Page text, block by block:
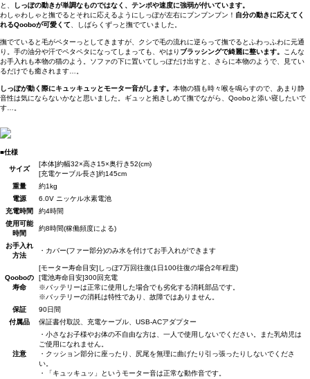
と、
しっぽの動きが単調なものではなく、テンポや速度に強弱が付いています。
わしゃわしゃと撫でるとそれに応えるようにしっぽが左右にブンブンブン！ 自分の動きに応えてく
れるQooboが可愛くて 、しばらくずっと撫でていました。
撫でていると毛がペターっとしてきますが、クシで毛の流れに逆らって撫でるとふわっふわに元通
り。手の油分や汗でペタペタになってしまっても、やはり ブラッシングで綺麗に整います。
こんな
お手入れも本物の猫のよう。ソファの下に置いてしっぽだけ出すと、さらに本物のようで、見てい
るだけでも癒されます…。
しっぽが動く際にキュッキュッとモーター音がします。 本物の猫も時々喉を鳴らすので、あまり静
音性は気にならないかなと思いました。ギュッと抱きしめて撫でながら、Qooboと添い寝したいで
す…。
■仕様
サイズ
[本体]約幅32×高さ15×奥行き52(cm)
[充電ケーブル長さ]約145cm
重量
約1kg
電源
6.0V ニッケル水素電池
充電時間
約4時間
使用可能
時間
約8時間(稼働頻度による)
お手入れ
方法
・カバー(ファー部分)のみ水を付けてお手入れができます
Qooboの
寿命
[モーター寿命目安]しっぽ7万回往復(1日100往復の場合2年程度)
[電池寿命目安]300回充電
※バッテリーは正常に使用した場合でも劣化する消耗部品です。
※バッテリーの消耗は特性であり、故障ではありません。
保証
90日間
付属品
保証書付取説、充電ケーブル、USB-ACアダプター
注意
・小さなお子様やお体の不自由な方は、一人で使用しないでください。また乳幼児は
ご使用になれません。
・クッション部分に座ったり、尻尾を無理に曲げたり引っ張ったりしないでくださ
い。
・「キュッキュッ」というモーター音は正常な動作音です。